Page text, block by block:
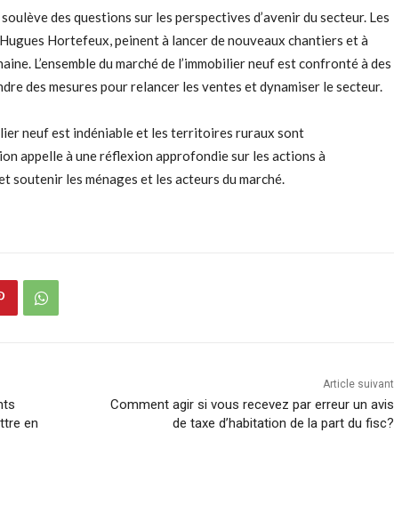
des questions sur les perspectives d’avenir du secteur. Les
Hortefeux, peinent à lancer de nouveaux chantiers et à
L’ensemble du marché de l’immobilier neuf est confronté à des
des mesures pour relancer les ventes et dynamiser le secteur.
neuf est indéniable et les territoires ruraux sont
appelle à une réflexion approfondie sur les actions à
soutenir les ménages et les acteurs du marché.
en
Article suivant
Comment agir si vous recevez par erreur un avis
de taxe d’habitation de la part du fisc?